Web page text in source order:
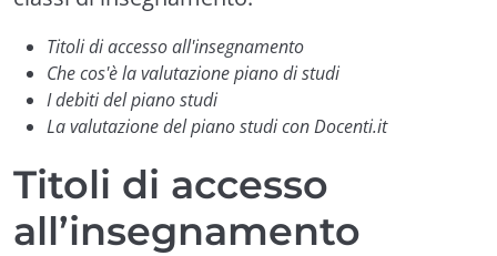
Titoli di accesso all'insegnamento
Che cos'è la valutazione piano di studi
I debiti del piano studi
La valutazione del piano studi con Docenti.it
Titoli di accesso
all’insegnamento